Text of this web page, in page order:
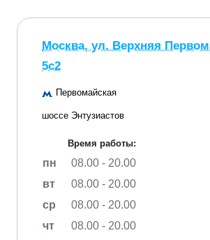
Москва, ул. Верхняя
5с2
Первомайская
шоссе Энтузиастов
Время работы:
пн
08.00 - 20.00
вт
08.00 - 20.00
ср
08.00 - 20.00
чт
08.00 - 20.00